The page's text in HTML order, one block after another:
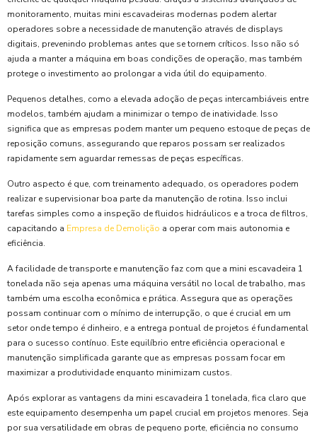
monitoramento, muitas mini escavadeiras modernas podem alertar
operadores sobre a necessidade de manutenção através de displays
digitais, prevenindo problemas antes que se tornem críticos. Isso não só
ajuda a manter a máquina em boas condições de operação, mas também
protege o investimento ao prolongar a vida útil do equipamento.
Pequenos detalhes, como a elevada adoção de peças intercambiáveis entre
modelos, também ajudam a minimizar o tempo de inatividade. Isso
significa que as empresas podem manter um pequeno estoque de peças de
reposição comuns, assegurando que reparos possam ser realizados
rapidamente sem aguardar remessas de peças específicas.
Outro aspecto é que, com treinamento adequado, os operadores podem
realizar e supervisionar boa parte da manutenção de rotina. Isso inclui
tarefas simples como a inspeção de fluidos hidráulicos e a troca de filtros,
capacitando a Empresa de Demolição a operar com mais autonomia e
eficiência.
A facilidade de transporte e manutenção faz com que a mini escavadeira 1
tonelada não seja apenas uma máquina versátil no local de trabalho, mas
também uma escolha econômica e prática. Assegura que as operações
possam continuar com o mínimo de interrupção, o que é crucial em um
setor onde tempo é dinheiro, e a entrega pontual de projetos é fundamental
para o sucesso contínuo. Este equilíbrio entre eficiência operacional e
manutenção simplificada garante que as empresas possam focar em
maximizar a produtividade enquanto minimizam custos.
Após explorar as vantagens da mini escavadeira 1 tonelada, fica claro que
este equipamento desempenha um papel crucial em projetos menores. Seja
por sua versatilidade em obras de pequeno porte, eficiência no consumo